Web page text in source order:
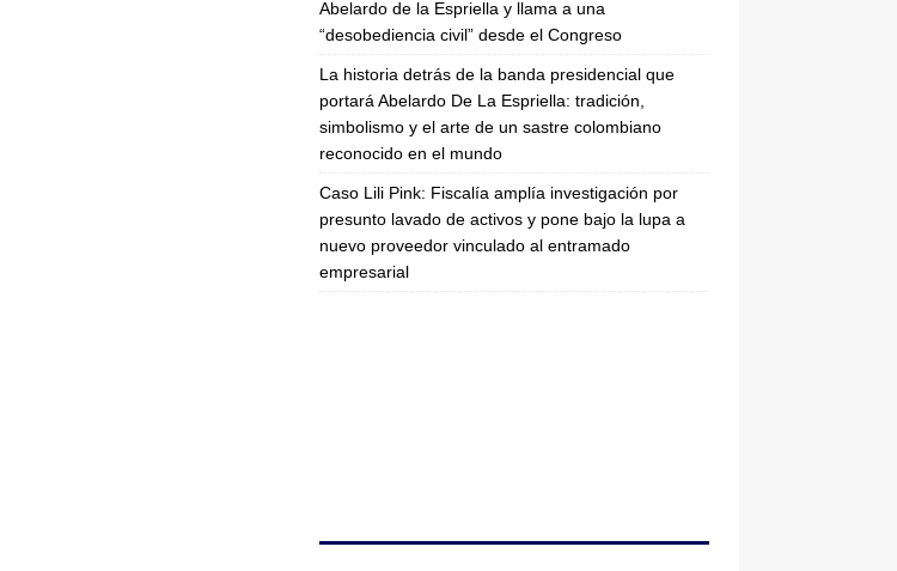
Abelardo de la Espriella y llama a una
“desobediencia civil” desde el Congreso
La historia detrás de la banda presidencial que
portará Abelardo De La Espriella: tradición,
simbolismo y el arte de un sastre colombiano
reconocido en el mundo
Caso Lili Pink: Fiscalía amplía investigación por
presunto lavado de activos y pone bajo la lupa a
nuevo proveedor vinculado al entramado
empresarial